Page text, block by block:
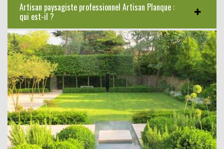
Artisan paysagiste professionnel Artisan Planque :
qui est-il ?